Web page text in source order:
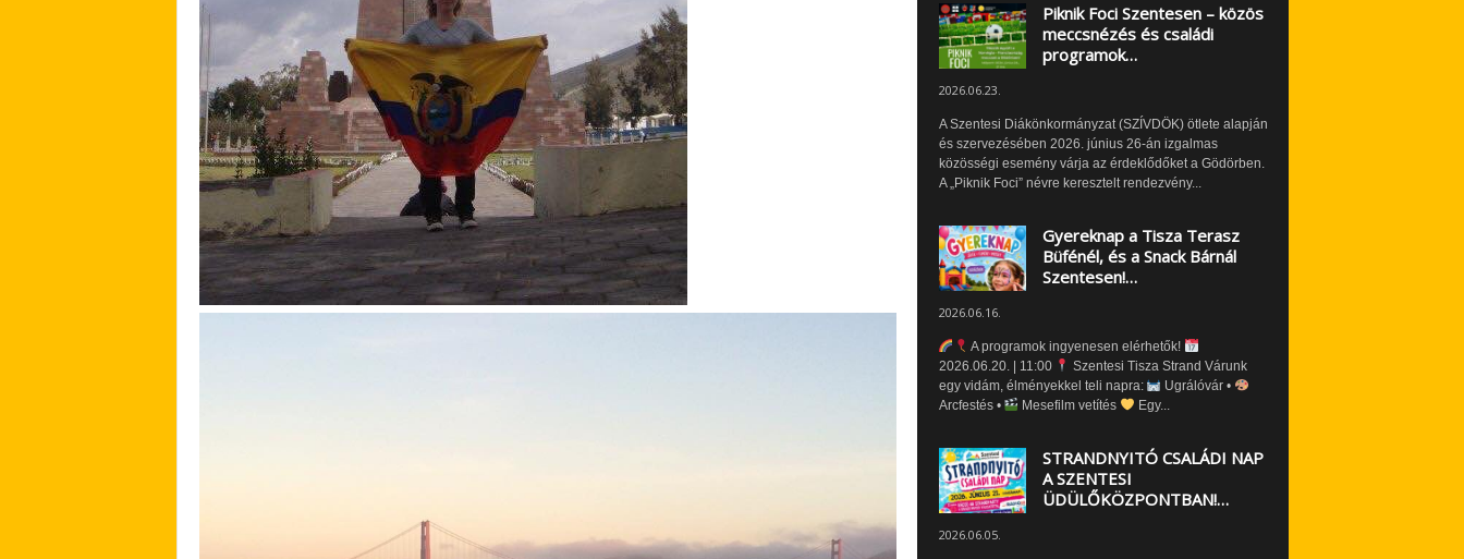
Piknik Foci Szentesen – közös
meccsnézés és családi
programok…
2026.06.23.
A Szentesi Diákönkormányzat (SZÍVDÖK) ötlete alapján
és szervezésében 2026. június 26-án izgalmas
közösségi esemény várja az érdeklődőket a Gödörben.
A „Piknik Foci” névre keresztelt rendezvény...
Gyereknap a Tisza Terasz
Büfénél, és a Snack Bárnál
Szentesen!…
2026.06.16.
A programok ingyenesen elérhetők!
2026.06.20. | 11:00
Szentesi Tisza Strand Várunk
egy vidám, élményekkel teli napra:
Ugrálóvár •
Arcfestés •
Mesefilm vetítés Egy...
STRANDNYITÓ CSALÁDI NAP
A SZENTESI
ÜDÜLŐKÖZPONTBAN!…
2026.06.05.